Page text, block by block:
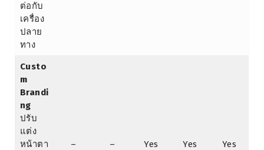
ต่อกับ
เครื่อง
ปลาย
ทาง
Custo
m
Brandi
ng
ปรับ
แต่ง
หน้าตา
– – Yes Yes Yes